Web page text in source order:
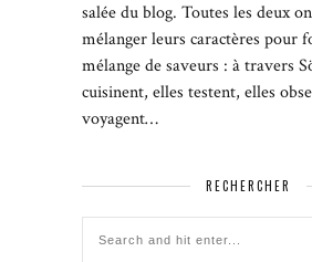
salée du blog. Toutes les deux
mélanger leurs caractères pour
mélange de saveurs : à travers
cuisinent, elles testent, elles
voyagent…
RECHERCHER